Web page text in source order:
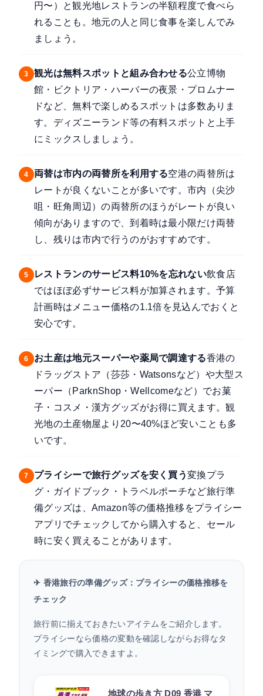
円〜）と観光地レストランの半額程度で食べら
れることも。地元の人と同じ食事を楽しんでみ
ましょう。
3 観光は無料スポットと組み合わせる公立博物
館・ビクトリア・ハーバーの夜景・プロムナー
ドなど、無料で楽しめるスポットは多数ありま
す。ディズニーランド等の有料スポットと上手
にミックスしましょう。
4 両替は市内の両替所を利用する空港の両替所は
レートが良くないことが多いです。市内（尖沙
咀・旺角周辺）の両替所のほうがレートが良い
傾向がありますので、到着時は最小限だけ両替
し、残りは市内で行うのがおすすめです。
5 レストランのサービス料10%を忘れない飲食店
ではほぼ必ずサービス料が加算されます。予算
計画時はメニュー価格の1.1倍を見込んでおくと
安心です。
6 お土産は地元スーパーや薬局で調達する香港の
ドラッグストア（莎莎・Watsonsなど）や大型ス
ーパー（ParknShop・Wellcomeなど）でお菓
子・コスメ・漢方グッズがお得に買えます。観
光地の土産物屋より20〜40%ほど安いことも多
いです。
7 プライシーで旅行グッズを安く買う変換プラ
グ・ガイドブック・トラベルポーチなど旅行準
備グッズは、Amazon等の価格推移をプライシー
アプリでチェックしてから購入すると、セール
時に安く買えることがあります。
✈ 香港旅行の準備グッズ：プライシーの価格推移を
チェック
旅行前に揃えておきたいアイテムをご紹介します。
プライシーなら価格の変動を確認しながらお得なタ
イミングで購入できますよ。
地球の歩き方 D09 香港 マ